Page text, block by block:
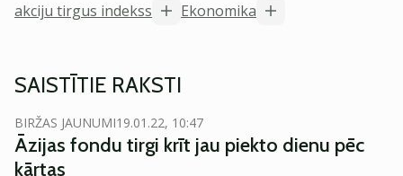
akciju tirgus indekss
Ekonomika
SAISTĪTIE RAKSTI
BIRŽAS JAUNUMI19.01.22, 10:47
Āzijas fondu tirgi krīt jau piekto dienu pēc
kārtas